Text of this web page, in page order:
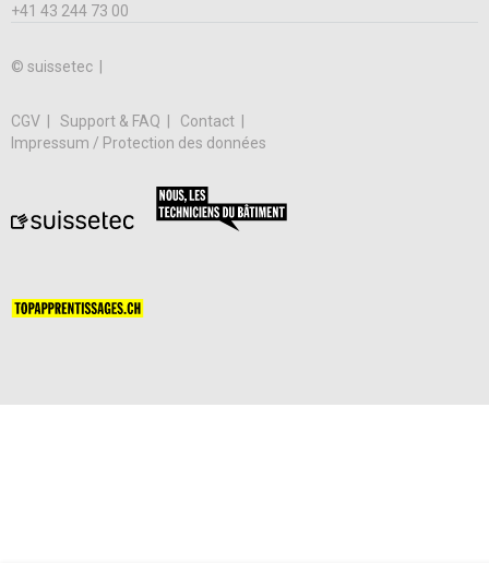
+41 43 244 73 00
© suissetec |
CGV Support & FAQ
Contact
Impressum / Protection des données